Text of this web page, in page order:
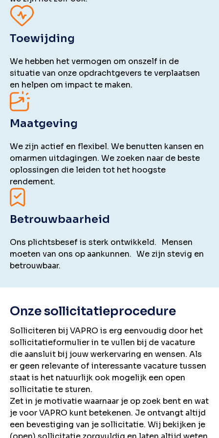
Toewijding
We hebben het vermogen om onszelf in de
situatie van onze opdrachtgevers te verplaatsen
en helpen om impact te maken.
Maatgeving
We zijn actief en flexibel. We benutten kansen en
omarmen uitdagingen. We zoeken naar de beste
oplossingen die leiden tot het hoogste
rendement.
Betrouwbaarheid
Ons plichtsbesef is sterk ontwikkeld. Mensen
moeten van ons op aankunnen. We zijn stevig en
betrouwbaar.
Onze sollicitatieprocedure
Solliciteren bij VAPRO is erg eenvoudig door het
sollicitatieformulier in te vullen bij de vacature
die aansluit bij jouw werkervaring en wensen. Als
er geen relevante of interessante vacature tussen
staat is het natuurlijk ook mogelijk een open
sollicitatie te sturen.
Zet in je motivatie waarnaar je op zoek bent en wat
je voor VAPRO kunt betekenen. Je ontvangt altijd
een bevestiging van je sollicitatie. Wij bekijken je